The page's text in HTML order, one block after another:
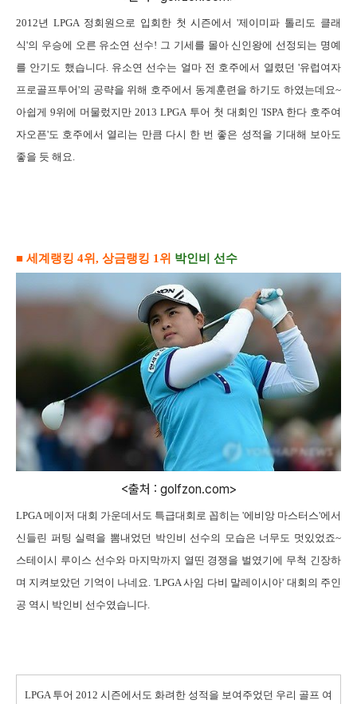
2012년 LPGA 정회원으로 입회한 첫 시즌에서 '제이미파 톨리도 클래
식'의 우승에 오른 유소연 선수! 그 기세를 몰아 신인왕에 선정되는 명예
를 안기도 했습니다. 유소연 선수는 얼마 전 호주에서 열렸던 '유럽여자
프로골프투어'의 공략을 위해 호주에서 동계훈련을 하기도 하였는데요~
아쉽게 9위에 머물렀지만 2013LPGA 투어 첫 대회인 'ISPA 한다 호주여
자오픈'도 호주에서 열리는 만큼 다시 한 번 좋은 성적을 기대해 보아도
좋을 듯 해요
■ 세계랭킹 4위, 상금랭킹 1 위 박인비 선수
<출처 : golfzon.com>
LPGA 메이저 대회 가운데서도 특급대회로 꼽히는 '에비앙 마스터스'에서
신들린 퍼팅 실력을 뽐내었던 박인비 선수의 모습은 너무도 멋있었죠~
스테이시 루이스 선수와 마지막까지 열띤 경쟁을 벌였기에 무척 긴장하
며 지켜보았던 기억이 나네요 . 'LPGA 사임 다비 말레이시아' 대회의 주인
공 역시 박인비 선수였습니다
LPGA 투어 2012 시즌에서도 화려한 성적을 보여주었던 우리 골프 여